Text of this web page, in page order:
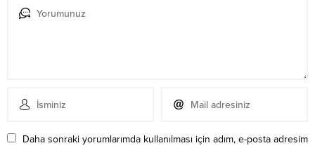
Daha sonraki yorumlarımda kullanılması için adım, e-posta adresim